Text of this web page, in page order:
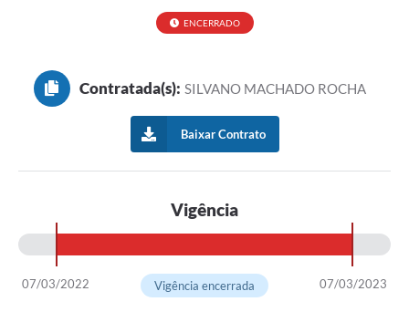
ENCERRADO
Contratada(s): SILVANO MACHADO ROCHA
Baixar Contrato
Vigência
07/03/2022 07/03/2023
Vigência encerrada